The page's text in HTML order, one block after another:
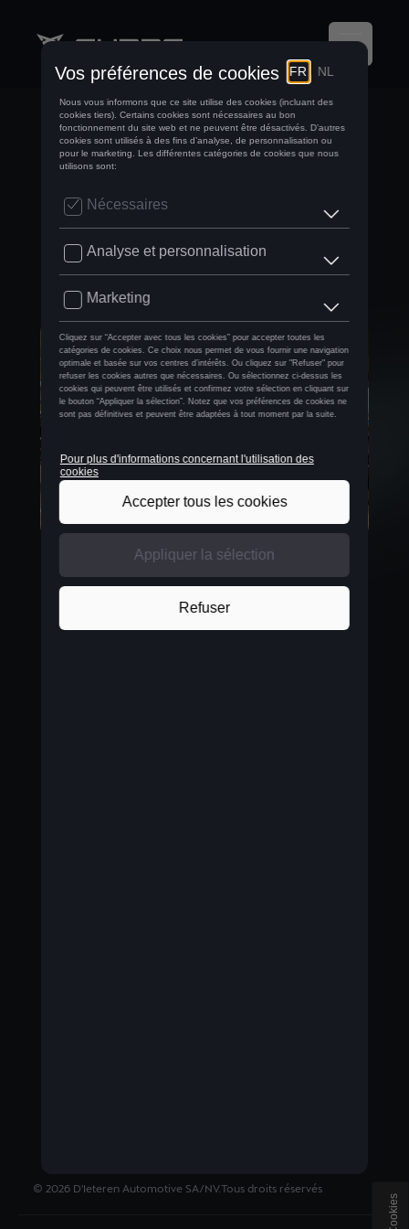
AU VOLANT DU
CUPRA TAVASCAN
AU CŒUR DE
L’ESPAGNE
© 2026 D'Ieteren Automotive SA/NV.Tous droits réservés
Cookies